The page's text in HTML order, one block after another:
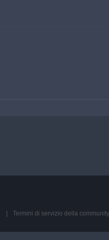
Termini di servizio della community